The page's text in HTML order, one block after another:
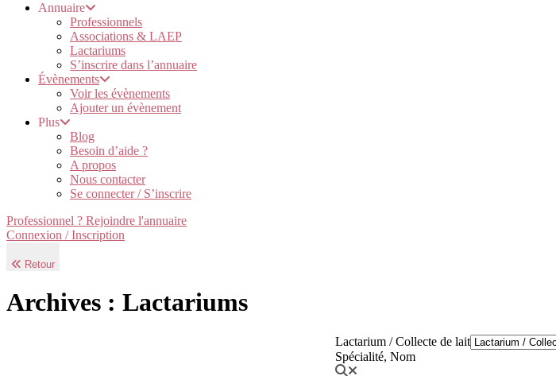
Annuaire
Professionnels
Associations & LAEP
Lactariums
S’inscrire dans l’annuaire
Évènements
Voir les évènements
Ajouter un évènement
Plus
Blog
Besoin d’aide ?
A propos
Nous contacter
Se connecter / S’inscrire
Professionnel ? Rejoindre l'annuaire
Connexion / Inscription
Retour
Archives : Lactariums
Lactarium / Collecte de lait
Spécialité, Nom